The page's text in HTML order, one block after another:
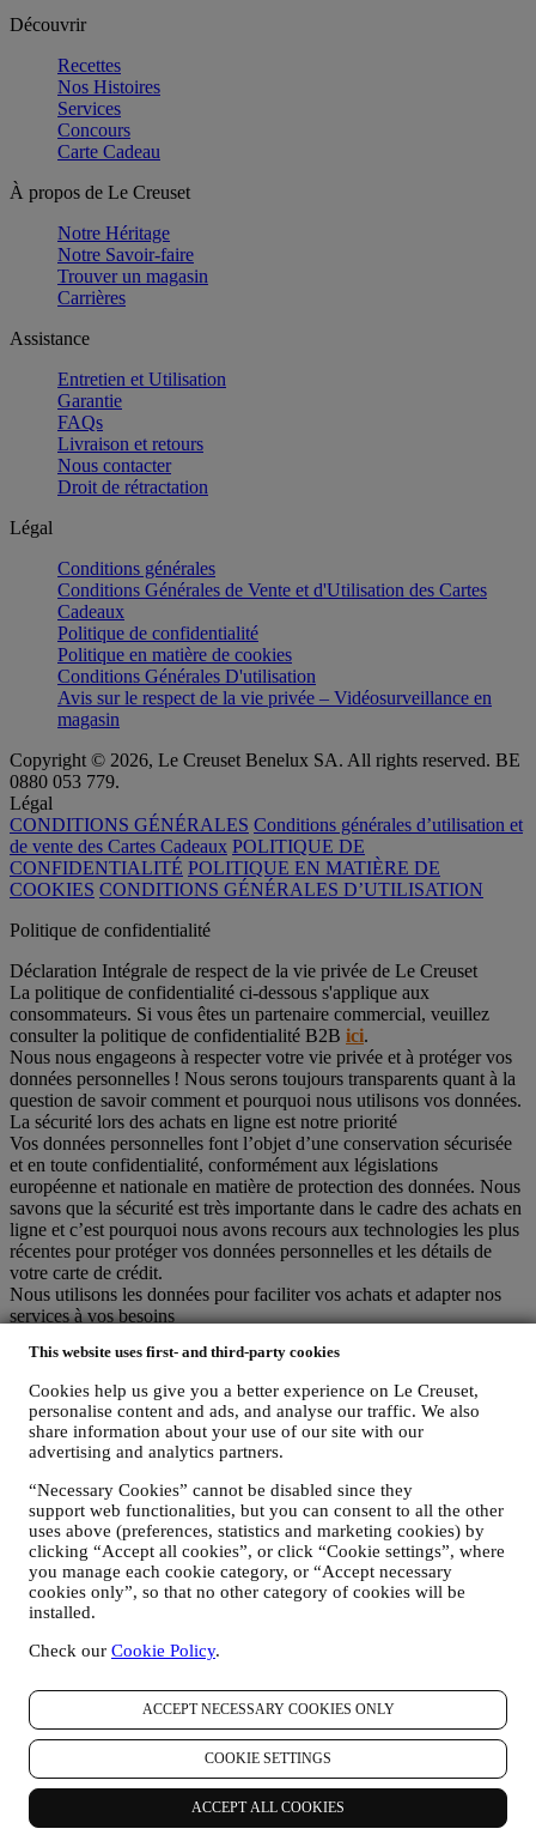
This website uses first- and third-party cookies
Cookies help us give you a better experience on Le Creuset,
personalise content and ads, and analyse our traffic. We also
share information about your use of our site with our
advertising and analytics partners.
“Necessary Cookies” cannot be disabled since they
support web functionalities, but you can consent to all the other
uses above (preferences, statistics and marketing cookies) by
clicking “Accept all cookies”, or click “Cookie settings”, where
you manage each cookie category, or “Accept necessary
cookies only”, so that no other category of cookies will be
installed.
Check our Cookie Policy.
ACCEPT NECESSARY COOKIES ONLY
COOKIE SETTINGS
ACCEPT ALL COOKIES
Découvrir
Recettes
Nos Histoires
Services
Concours
Carte Cadeau
À propos de Le Creuset
Notre Héritage
Notre Savoir-faire
Trouver un magasin
Carrières
Assistance
Entretien et Utilisation
Garantie
FAQs
Livraison et retours
Nous contacter
Droit de rétractation
Légal
Conditions générales
Conditions Générales de Vente et d'Utilisation des Cartes
Cadeaux
Politique de confidentialité
Politique en matière de cookies
Conditions Générales D'utilisation
Avis sur le respect de la vie privée – Vidéosurveillance en
magasin
Copyright © 2026, Le Creuset Benelux SA. All rights reserved. BE
0880 053 779.
Légal
CONDITIONS GÉNÉRALES Conditions générales d’utilisation et
de vente des Cartes Cadeaux POLITIQUE DE
CONFIDENTIALITÉ POLITIQUE EN MATIÈRE DE
COOKIES CONDITIONS GÉNÉRALES D’UTILISATION
Politique de confidentialité
Déclaration Intégrale de respect de la vie privée de Le Creuset
La politique de confidentialité ci-dessous s'applique aux
consommateurs. Si vous êtes un partenaire commercial, veuillez
consulter la politique de confidentialité B2B ici.
Nous nous engageons à respecter votre vie privée et à protéger vos
données personnelles ! Nous serons toujours transparents quant à la
question de savoir comment et pourquoi nous utilisons vos données.
La sécurité lors des achats en ligne est notre priorité
Vos données personnelles font l’objet d’une conservation sécurisée
et en toute confidentialité, conformément aux législations
européenne et nationale en matière de protection des données. Nous
savons que la sécurité est très importante dans le cadre des achats en
ligne et c’est pourquoi nous avons recours aux technologies les plus
récentes pour protéger vos données personnelles et les détails de
votre carte de crédit.
Nous utilisons les données pour faciliter vos achats et adapter nos
services à vos besoins
et nos services en vue de rendre la démarche plus facile et plus
intéressante.
Nous utilisons les données pour optimaliser l’expérience culinaire
avec Le Creuset et pour vous transmettre des nouvelles et des offres
spéciales
Si vous décidez de faire partie de la base de données de clients du
groupe et de recevoir les newsletters et les communications
marketing de Le Creuset, nous vous enverrons des informations
personnalisées et vous informerons du lancement de nouveaux
produits, des offres exclusives, des démonstrations culinaires ou
évènements à venir, et des promotions qui vous sont réservées.
Désabonnement :
Vous pouvez cesser de recevoir nos communications marketing à
chaque communication (par exemple, pour vous désinscrire de la
au bas de chaque e-mail). En tout état de cause, si vous souhaitez
mettre fin à l'une de nos activités marketing, veuillez nous envoyer
un courrier électronique à l'adresse:privacy@lecreuset.com. Votre
désinscription sera traitée dans les meilleurs délais, mais dans
certaines circonstances, il se peut que vous receviez quelques
communications supplémentaires jusqu'à ce que votre désinscription
soit complètement traitée.